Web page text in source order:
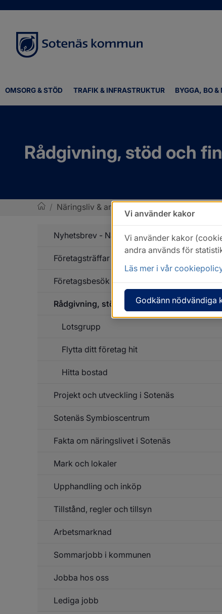
OMSORG & STÖD TRAFIK & INFRASTRUKTUR BYGGA, BO &
Rådgivning, stöd och
/ Näringsliv & arbete
Nyhetsbrev - NäringslivsNytt
Företagsträffar
Företagsbesök
Rådgivning, stöd och finansering
Lotsgrupp
Flytta ditt företag hit
Hitta bostad
Projekt och utveckling i Sotenäs
Sotenäs Symbioscentrum
Fakta om näringslivet i Sotenäs
Mark och lokaler
Upphandling och inköp
Tillstånd, regler och tillsyn
Arbetsmarknad
Sommarjobb i kommunen
Jobba hos oss
Lediga jobb
Vi använder kakor
Vi använder kakor
andra används för
Läs mer i vår
Godkänn nödvändiga